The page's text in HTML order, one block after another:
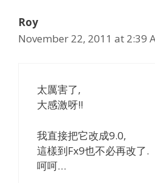
Roy
November 22, 2011 at 2:39
太厲害了,
大感激呀!!
我直接把它改成9.0,
這樣到Fx9也不必再改了.
呵呵…